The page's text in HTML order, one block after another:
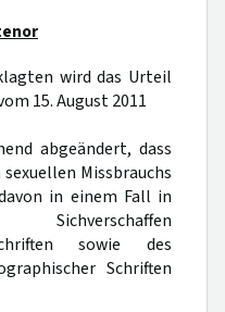
wird das Urteil
15. August 2011
abgeändert, dass
Missbrauchs
in einem Fall in
sowie des
Schriften